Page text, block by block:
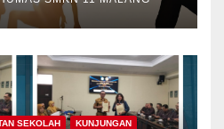
SEKOLAH KUNJUNGAN